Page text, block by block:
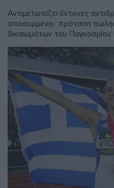
Αντιμετωπίζει έντονες
αποσυρμένη- πρόταση
δικαιωμάτων του